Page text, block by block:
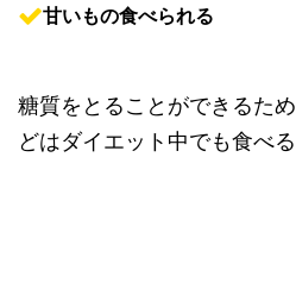
甘いもの食べられる
糖質をとることができるた
どはダイエット中でも食べ